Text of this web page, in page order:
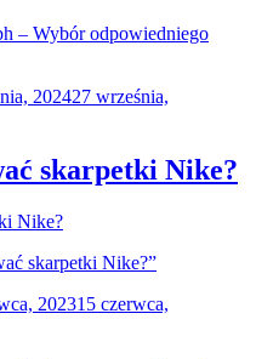
– Wybór odpowiedniego
202427 września,
skarpetki Nike?
skarpetki Nike?”
202315 czerwca,